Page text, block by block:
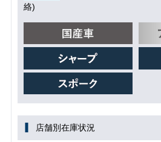
絡)
店舗別在庫状況